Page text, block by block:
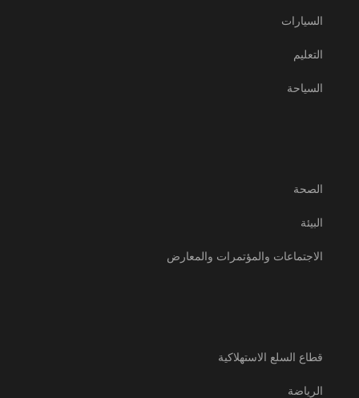
السيارات
التعليم
السياحة
الصحة
البيئة
الاجتماعات والمؤتمرات والمعارض
قطاع السلع الاستهلاكية
الرياضة